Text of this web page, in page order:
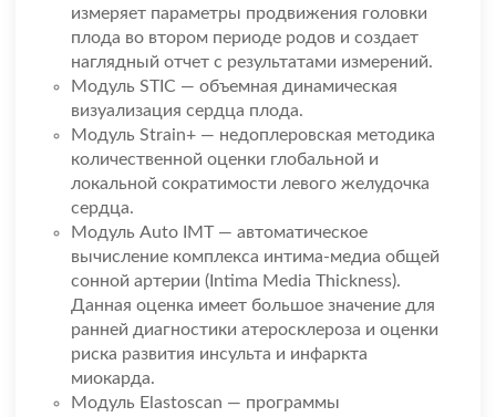
измеряет параметры продвижения головки
плода во втором периоде родов и создает
наглядный отчет с результатами измерений.
Модуль STIC — объемная динамическая
визуализация сердца плода.
Модуль Strain+ — недоплеровская методика
количественной оценки глобальной и
локальной сократимости левого желудочка
сердца.
Модуль Auto IMT — автоматическое
вычисление комплекса интима-медиа общей
сонной артерии (Intima Media Thickness).
Данная оценка имеет большое значение для
ранней диагностики атеросклероза и оценки
риска развития инсульта и инфаркта
миокарда.
Модуль Elastoscan — программы